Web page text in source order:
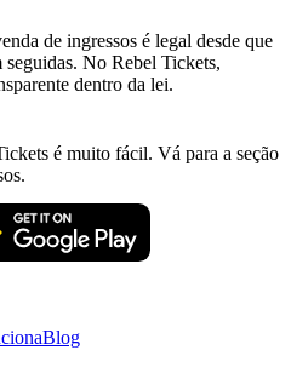
de ingressos é legal desde que
seguidas. No Rebel Tickets,
dentro da lei.
é muito fácil. Vá para a seção
Blog